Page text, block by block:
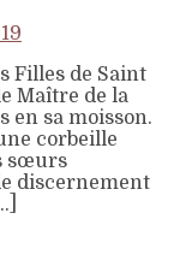
Filles de Saint
Maître de la
en sa moisson.
corbeille
sœurs
discernement